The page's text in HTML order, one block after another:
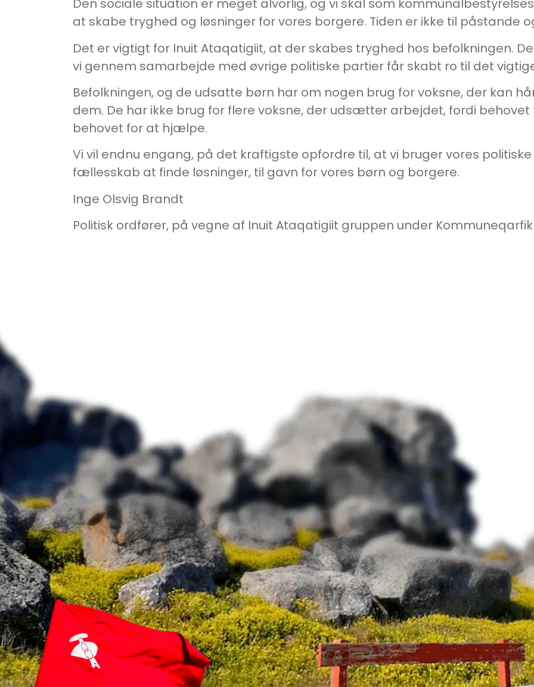
Den sociale situation er meget alvorlig, og vi skal som
at skabe tryghed og løsninger for vores borgere. Tiden er ikke til påstande
Det er vigtigt for Inuit Ataqatigiit, at der skabes tryghed hos befolkningen.
vi gennem samarbejde med øvrige politiske partier får skabt ro til det
Befolkningen, og de udsatte børn har om nogen brug for voksne, der kan
dem. De har ikke brug for flere voksne, der udsætter arbejdet, fordi
behovet for at hjælpe.
Vi vil endnu engang, på det kraftigste opfordre til, at vi bruger vores
fællesskab at finde løsninger, til gavn for vores børn og borgere.
Inge Olsvig Brandt
Politisk ordfører, på vegne af Inuit Ataqatigiit gruppen under